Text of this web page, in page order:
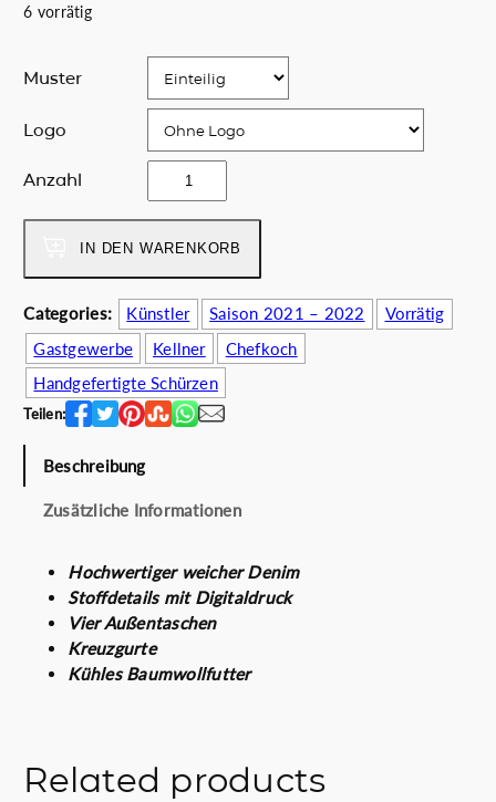
r
r
:
6
.
0
0
€
t
5
.
0
0
€
.
6 vorrätig
Muster
Logo
Anzahl
f
u
v
a
e
m
t
i
l
a
M
e
n
g
e
IN DEN WARENKORB
Categories: Künstler Saison 2021 – 2022
Vorrätig
Gastgewerbe
Kellner
Chefkoch
Handgefertigte Schürzen
Teilen:
Beschreibung
Zusätzliche Informationen
Hochwertiger weicher Denim
Stoffdetails mit Digitaldruck
Vier Außentaschen
Kreuzgurte
Kühles Baumwollfutter
Related products